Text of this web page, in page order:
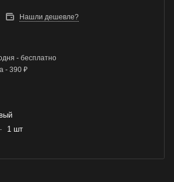
Нашли дешевле?
- бесплатно
- 390 ₽
1 шт